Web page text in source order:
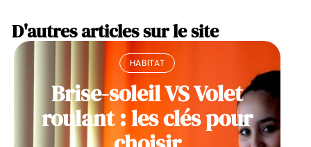
D'autres articles sur le site
HABITAT
Brise-soleil VS Volet
roulant : les clés pour